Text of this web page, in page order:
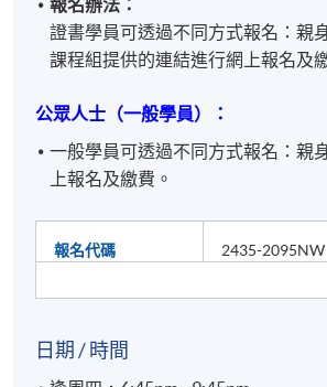
報名辦法：
證書學員可透過不同方式報名：親
課程組提供的連結進行網上報名及
公眾人士（一般學員）：
一般學員可透過不同方式報名：親
上報名及繳費。
報名代碼 2435-2095NW
日期 / 時間